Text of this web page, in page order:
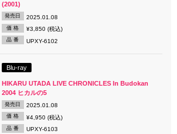
(2001)
発売日 2025.01.08
価 格 ¥3,850 (税込)
品 番 UPXY-6102
Blu-ray
HIKARU UTADA LIVE CHRONICLES In Budokan
2004 ヒカルの5
発売日 2025.01.08
価 格 ¥4,950 (税込)
品 番 UPXY-6103